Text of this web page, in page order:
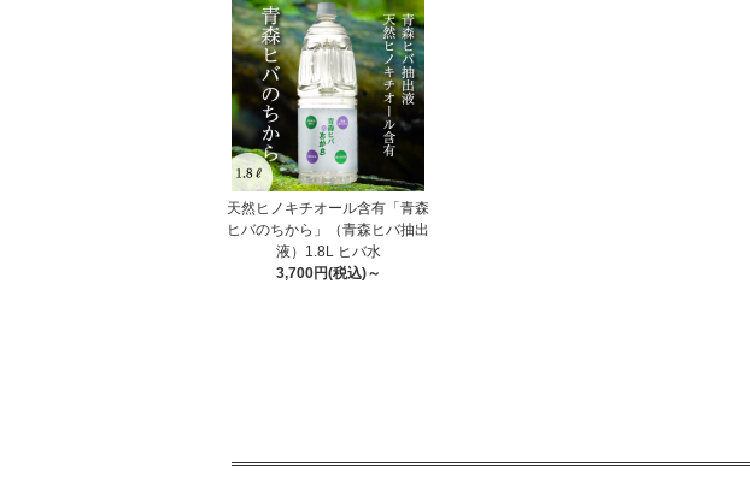
天然ヒノキチオール含有「青森
ヒバのちから」（青森ヒバ抽出
液）1.8L ヒバ水
3,700円(税込)～